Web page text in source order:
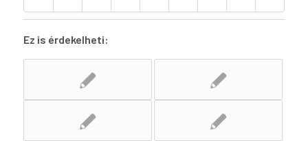
Ez is érdekelheti: